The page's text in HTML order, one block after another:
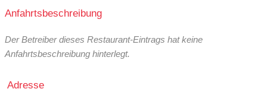
Anfahrtsbeschreibung
Der Betreiber dieses Restaurant-Eintrags hat keine
Anfahrtsbeschreibung hinterlegt.
Adresse